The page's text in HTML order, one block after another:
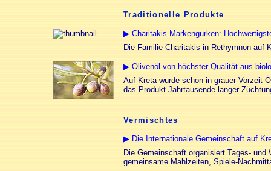
Traditionelle Produkte
▶ Charitakis Markengurken:
Die Familie Charitakis in Rethymnon auf
▶ Olivenöl von höchster Qualität aus
Auf Kreta wurde schon in grauer Vorzeit
das Produkt Jahrtausende langer
Vermischtes
▶ Die Internationale Gemeinschaft auf
Die Gemeinschaft organisiert Tages-
gemeinsame Mahlzeiten, Spiele-